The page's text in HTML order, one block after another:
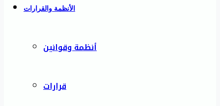
الأنظمة والقرارات
أنظمة وقوانين
قرارات